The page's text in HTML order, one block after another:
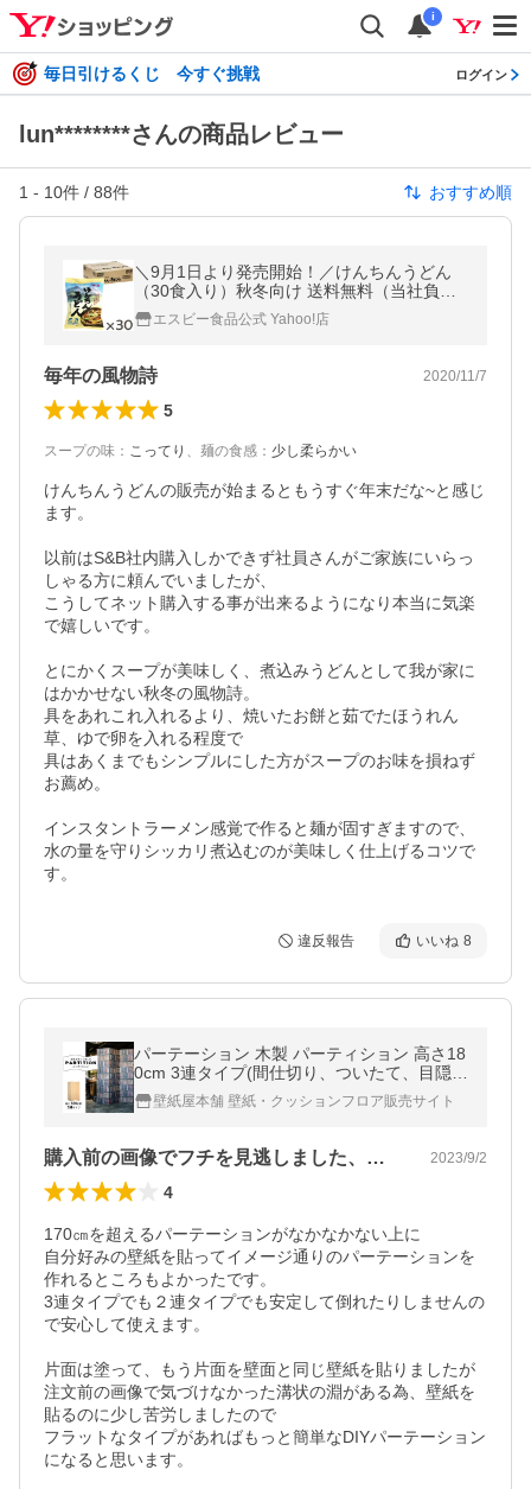
i
毎日引けるくじ 今すぐ挑戦 ログイン
lun********さんの商品レビュー
1 - 10件 / 88件 おすすめ順
＼9月1日より発売開始！／けんちんうどん
（30食入り）秋冬向け 送料無料（当社負
担） エスビー 麺 インスタント 煮込みうどん
簡単 時短 エスビー食品公式
エスビー食品公式 Yahoo!店
毎年の風物詩 2020/11/7
5
スープの味 ： こってり 、 麺の食感 ： 少し柔らかい
けんちんうどんの販売が始まるともうすぐ年末だな~と感じ
ます。
以前はS&B社内購入しかできず社員さんがご家族にいらっ
しゃる方に頼んでいましたが、
こうしてネット購入する事が出来るようになり本当に気楽
で嬉しいです。
とにかくスープが美味しく、煮込みうどんとして我が家に
はかかせない秋冬の風物詩。
具をあれこれ入れるより、焼いたお餅と茹でたほうれん
草、ゆで卵を入れる程度で
具はあくまでもシンプルにした方がスープのお味を損ねず
お薦め。
インスタントラーメン感覚で作ると麺が固すぎますので、
水の量を守りシッカリ煮込むのが美味しく仕上げるコツで
す。
違反報告 いいね 8
パーテーション 木製 パーティション 高さ18
0cm 3連タイプ(間仕切り、ついたて、目隠
し、仕切り壁に)
壁紙屋本舗 壁紙・クッションフロア販売サイト
購入前の画像でフチを見逃しました、、、 2023/9/2
4
170㎝を超えるパーテーションがなかなかない上に
自分好みの壁紙を貼ってイメージ通りのパーテーションを
作れるところもよかったです。
3連タイプでも２連タイプでも安定して倒れたりしませんの
で安心して使えます。
片面は塗って、もう片面を壁面と同じ壁紙を貼りましたが
注文前の画像で気づけなかった溝状の淵がある為、壁紙を
貼るのに少し苦労しましたので
フラットなタイプがあればもっと簡単なDIYパーテーション
になると思います。